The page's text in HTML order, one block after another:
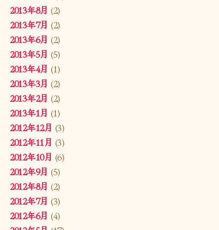
2013年8月 (2)
2013年7月 (2)
2013年6月 (2)
2013年5月 (5)
2013年4月 (1)
2013年3月 (2)
2013年2月 (2)
2013年1月 (1)
2012年12月 (3)
2012年11月 (3)
2012年10月 (6)
2012年9月 (5)
2012年8月 (2)
2012年7月 (3)
2012年6月 (4)